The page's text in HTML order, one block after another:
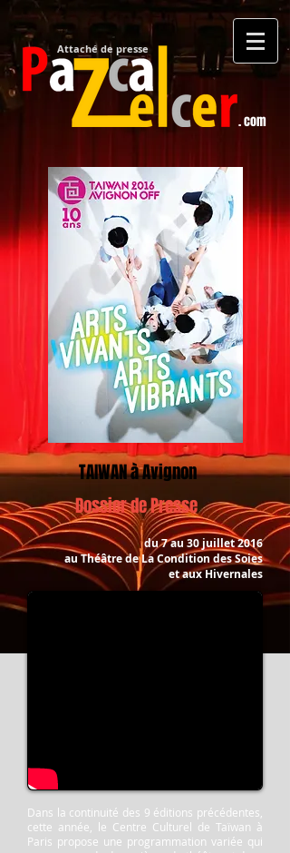
Attaché de presse​
. com
TAIWAN à Avignon
Dossier de Presse
du 7 au 30 juillet 2016
au Théâtre de La Condition des Soies
et aux Hivernales
Dans la continuité des 9 éditions précédentes,
cette année, le Centre Culturel de Taïwan à
Paris propose une programmation variée qui